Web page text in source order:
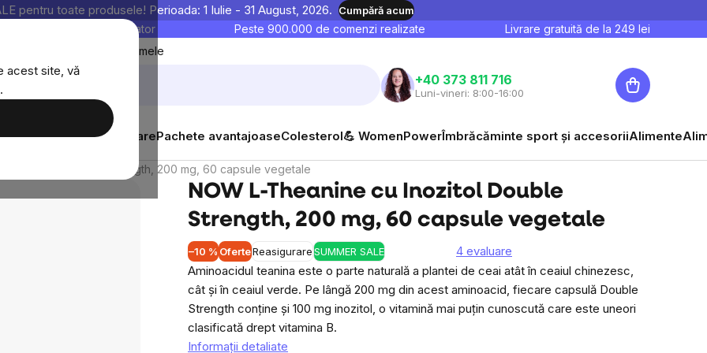
acest site, vă
.
pentru toate produsele! Perioada: 1 Iulie - 31 August, 2026. Cumpără acum
sunt testate în laborator Peste 900.000 de comenzi realizate Livrare gratuită de la 249 lei
Favoritele mele
+40 373 811 716
Luni-vineri: 8:00-16:00
Coş
de
Suplimente alimentarePachete avantajoaseColesterol💪 WomenPowerÎmbrăcăminte sport și accesoriiAlimente
cu Inozitol Double Strength, 200 mg, 60 capsule vegetale
NOW L-Theanine cu Inozitol Double
Strength, 200 mg, 60 capsule vegetale
–10 % OferteReasigurareSUMMER SALE 4 evaluare
Aminoacidul teanina este o parte naturală a plantei de ceai atât în ceaiul chinezesc,
cât și în ceaiul verde. Pe lângă 200 mg din acest aminoacid, fiecare capsulă Double
Strength conține și 100 mg inozitol, o vitamină mai puțin cunoscută care este uneori
clasificată drept vitamina B.
Informaţii detaliate
60 capsule vegetale
Discuție